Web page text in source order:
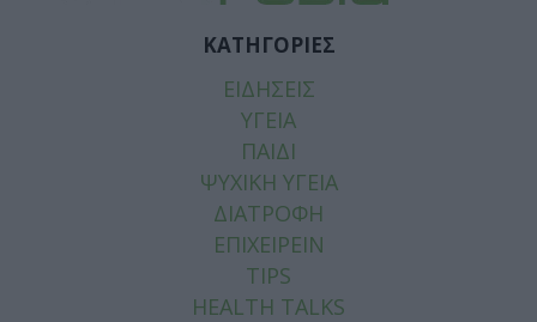
ΚΑΤΗΓΟΡΙΕΣ
ΕΙΔΗΣΕΙΣ
ΥΓΕΙΑ
ΠΑΙΔΙ
ΨΥΧΙΚΗ ΥΓΕΙΑ
ΔΙΑΤΡΟΦΗ
ΕΠΙΧΕΙΡΕΙΝ
TIPS
HEALTH TALKS